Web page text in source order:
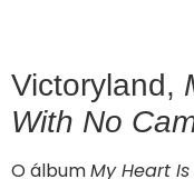
Victoryland,
With No
O álbumMy Heart